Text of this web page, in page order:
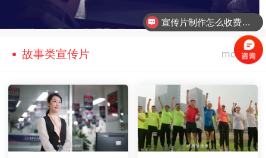
故事类宣传片
宣传片制作怎么收费的？